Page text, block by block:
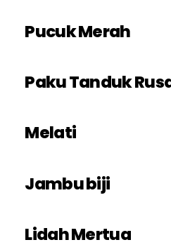
Pucuk Merah
Paku Tanduk
Melati
Jambu biji
Lidah Mertua